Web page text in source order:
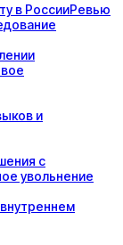
в РоссииРевью
и
с
увольнение